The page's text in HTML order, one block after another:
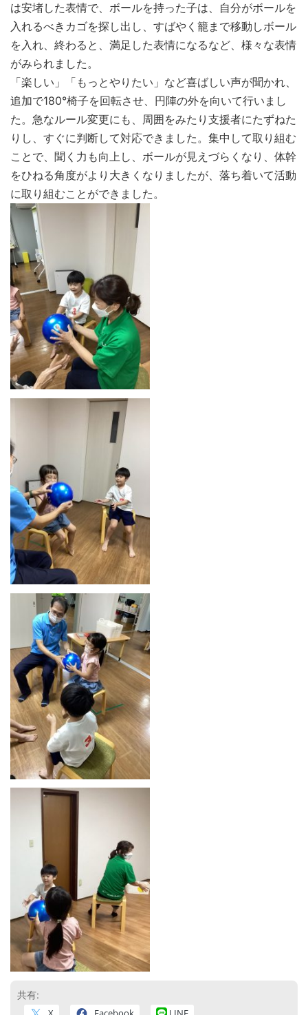
は安堵した表情で、ボールを持った子は、自分がボールを
入れるべきカゴを探し出し、すばやく籠まで移動しボール
を入れ、終わると、満足した表情になるなど、様々な表情
がみられました。
「楽しい」「もっとやりたい」など喜ばしい声が聞かれ、
追加で180°椅子を回転させ、円陣の外を向いて行いまし
た。急なルール変更にも、周囲をみたり支援者にたずねた
りし、すぐに判断して対応できました。集中して取り組む
ことで、聞く力も向上し、ボールが見えづらくなり、体幹
をひねる角度がより大きくなりましたが、落ち着いて活動
に取り組むことができました。
共有: